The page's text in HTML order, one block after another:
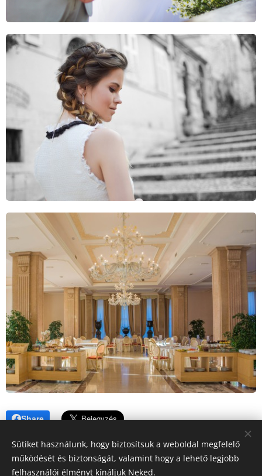
Share
Sütiket használunk, hogy biztosítsuk a weboldal megfelelő
működését és biztonságát, valamint hogy a lehető legjobb
felhasználói élményt kínáljuk Neked.